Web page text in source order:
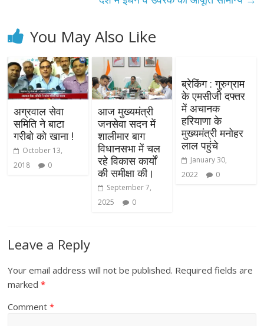
You May Also Like
अग्रवाल सेवा
समिति ने बाटा
गरीबो को खाना !
October 13,
2018
0
आज मुख्यमंत्री
जनसेवा सदन में
शालीमार बाग
विधानसभा में चल
रहे विकास कार्यों
की समीक्षा की।
September 7,
2025
0
ब्रेकिंग : गुरुग्राम
के एमसीजी दफ्तर
में अचानक
हरियाणा के
मुख्यमंत्री मनोहर
लाल पहुंचे
January 30,
2022
0
Leave a Reply
Your email address will not be published. Required fields are
marked*
Comment*